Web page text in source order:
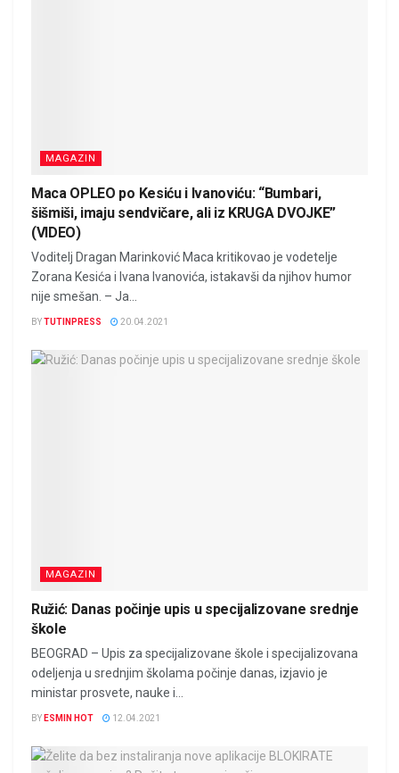
MAGAZIN
Maca OPLEO po Kesiću i Ivanoviću: “Bumbari,
šišmiši, imaju sendvičare, ali iz KRUGA DVOJKE”
(VIDEO)
Voditelj Dragan Marinković Maca kritikovao je vodetelje
Zorana Kesića i Ivana Ivanovića, istakavši da njihov humor
nije smešan. – Ja...
BYTUTINPRESS 20.04.2021
MAGAZIN
Ružić: Danas počinje upis u specijalizovane srednje
škole
BEOGRAD – Upis za specijalizovane škole i specijalizovana
odeljenja u srednjim školama počinje danas, izjavio je
ministar prosvete, nauke i...
BY ESMIN HOT 12.04.2021